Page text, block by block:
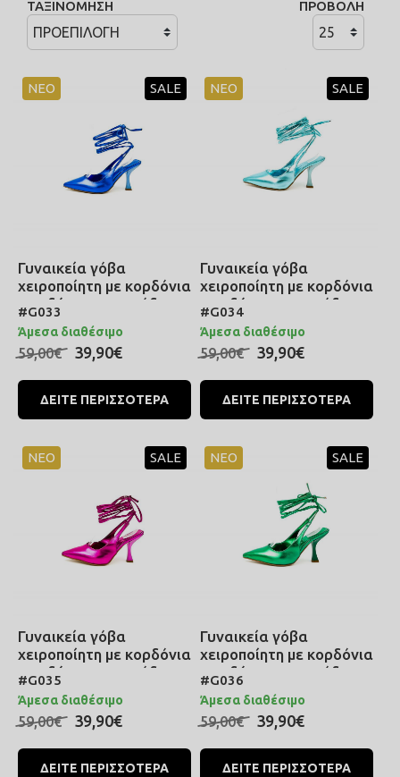
ΣΑΜΠΟ
ΠΑΝΩΦΟΡΙΑ
ΚΟΡΜΑΚΙΑ
ΜΕΤΑΞΩΤΑ BOHO
ΚΑΦΤΑΝΙΑ
ΠΕΤΣΕΤΕΣ ΠΑΡΕΟ
ΠΟΡΤΟΦΟΛΙΑ
ΤΑΞΙΝΟΜΗΣΗ ΠΡΟΒΟΛΗ
ΝΕΟ SALE
Γυναικεία γόβα
χειροποίητη με κορδόνια
που δένουν στο πόδι σε
χρώμα μπλε μεταλλικό
#G033
Άμεσα διαθέσιμο
59,00€ 39,90€
ΔΕΙΤΕ ΠΕΡΙΣΣΟΤΕΡΑ
ΝΕΟ SALE
Γυναικεία γόβα
χειροποίητη με κορδόνια
που δένουν στο πόδι σε
χρώμα γαλάζιο
μεταλλικό
#G034
Άμεσα διαθέσιμο
59,00€ 39,90€
ΔΕΙΤΕ ΠΕΡΙΣΣΟΤΕΡΑ
ΝΕΟ SALE
Γυναικεία γόβα
χειροποίητη με κορδόνια
που δένουν στο πόδι σε
χρώμα φούξια
μεταλλικό
#G035
Άμεσα διαθέσιμο
59,00€ 39,90€
ΔΕΙΤΕ ΠΕΡΙΣΣΟΤΕΡΑ
ΝΕΟ SALE
Γυναικεία γόβα
χειροποίητη με κορδόνια
που δένουν στο πόδι σε
χρώμα πράσινο
μεταλλικό
#G036
Άμεσα διαθέσιμο
59,00€ 39,90€
ΔΕΙΤΕ ΠΕΡΙΣΣΟΤΕΡΑ